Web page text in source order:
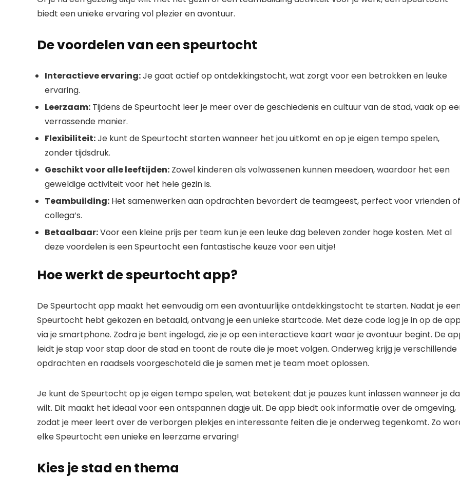
biedt een unieke ervaring vol plezier en avontuur.
De voordelen van een speurtocht
Interactieve ervaring:Je gaat actief op ontdekkingstocht, wat zorgt voor een betrokken en leuke
ervaring.
Leerzaam: Tijdens de Speurtocht leer je meer over de geschiedenis en cultuur van de stad, vaak op
verrassende manier.
Flexibiliteit:Je kunt de Speurtocht starten wanneer het jou uitkomt en op je eigen tempo spelen,
zonder tijdsdruk.
Geschikt voor alle leeftijden: Zowel kinderen als volwassenen kunnen meedoen, waardoor het een
geweldige activiteit voor het hele gezin is.
Teambuilding: Het samenwerken aan opdrachten bevordert de teamgeest, perfect voor vrienden of
collega’s.
Betaalbaar:Voor een kleine prijs per team kun je een leuke dag beleven zonder hoge kosten. Met al
deze voordelen is een Speurtocht een fantastische keuze voor een uitje!
Hoe werkt de speurtocht app?
De Speurtocht app maakt het eenvoudig om een avontuurlijke ontdekkingstocht te starten. Nadat je
Speurtocht hebt gekozen en betaald, ontvang je een unieke startcode. Met deze code log je in op de
via je smartphone. Zodra je bent ingelogd, zie je op een interactieve kaart waar je avontuur begint. De
leidt je stap voor stap door de stad en toont de route die je moet volgen. Onderweg krijg je verschillende
opdrachten en raadsels voorgeschoteld die je samen met je team moet oplossen.
Je kunt de Speurtocht op je eigen tempo spelen, wat betekent dat je pauzes kunt inlassen wanneer je
wilt. Dit maakt het ideaal voor een ontspannen dagje uit. De app biedt ook informatie over de omgeving,
zodat je meer leert over de verborgen plekjes en interessante feiten die je onderweg tegenkomt. Zo
elke Speurtocht een unieke en leerzame ervaring!
Kies je stad en thema